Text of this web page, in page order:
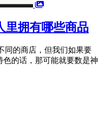
里拥有哪些商品
的商店，但我们如果要
的话，那可能就要数是神